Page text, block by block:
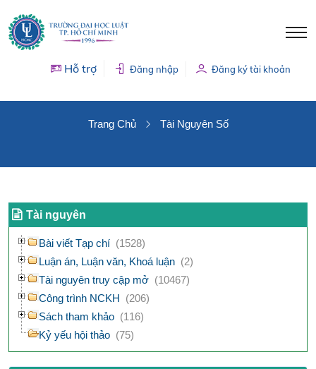
Hỗ trợ Đăng nhập Đăng ký tài khoản
Trang Chủ Tài Nguyên Số
Tài nguyên
Bài viết Tạp chí (1528)
Luận án, Luận văn, Khoá luận (2)
Tài nguyên truy cập mở (10467)
Công trình NCKH (206)
Sách tham khảo (116)
Kỷ yếu hội thảo (75)